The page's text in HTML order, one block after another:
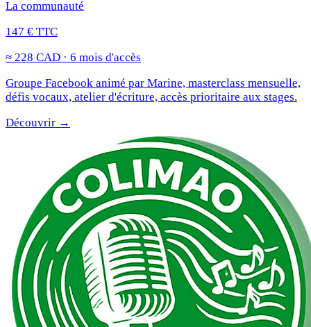
La communauté
147 € TTC
≈ 228 CAD · 6 mois d'accès
Groupe Facebook animé par Marine, masterclass mensuelle,
défis vocaux, atelier d'écriture, accès prioritaire aux stages.
Découvrir →